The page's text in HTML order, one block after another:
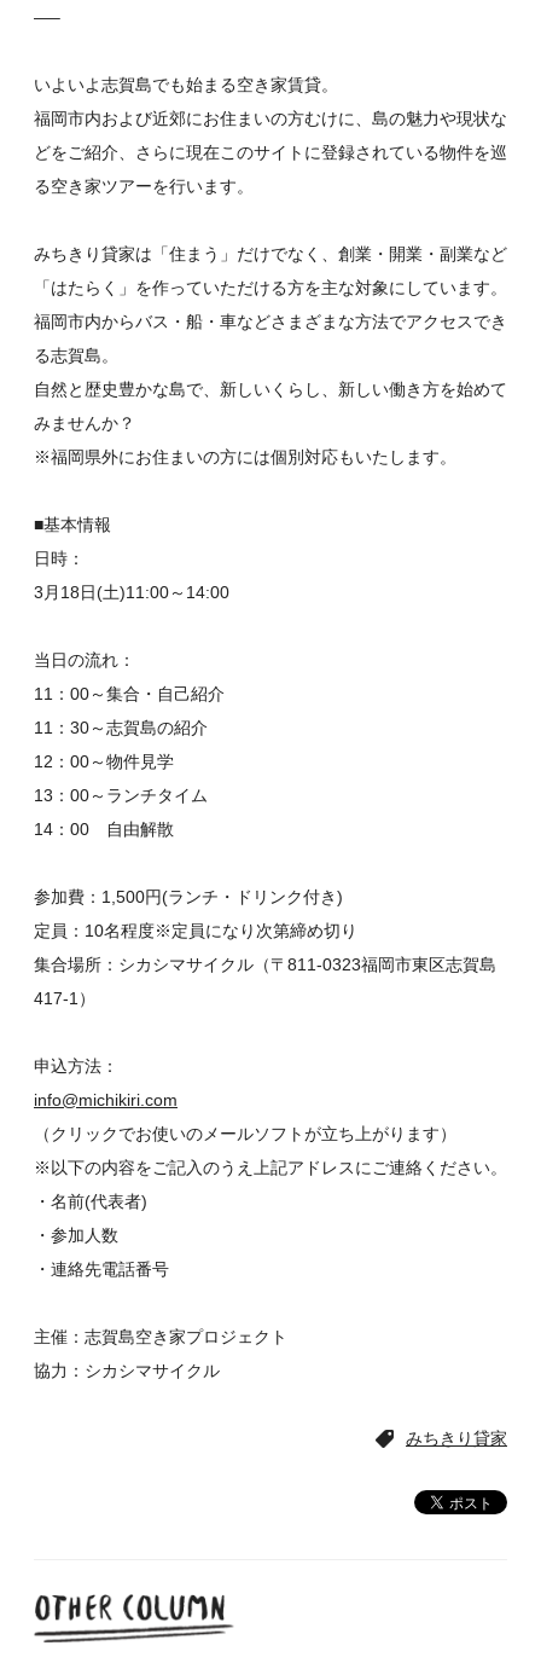
—–
いよいよ志賀島でも始まる空き家賃貸。
福岡市内および近郊にお住まいの方むけに、島の魅力や現状な
どをご紹介、さらに現在このサイトに登録されている物件を巡
る空き家ツアーを行います。
みちきり貸家は「住まう」だけでなく、創業・開業・副業など
「はたらく」を作っていただける方を主な対象にしています。
福岡市内からバス・船・車などさまざまな方法でアクセスでき
る志賀島。
自然と歴史豊かな島で、新しいくらし、新しい働き方を始めて
みませんか？
※福岡県外にお住まいの方には個別対応もいたします。
■基本情報
日時：
3月18日(土)11:00～14:00
当日の流れ：
11：00～集合・自己紹介
11：30～志賀島の紹介
12：00～物件見学
13：00～ランチタイム
14：00 自由解散
参加費：1,500円(ランチ・ドリンク付き)
定員：10名程度※定員になり次第締め切り
集合場所：シカシマサイクル（〒811-0323福岡市東区志賀島
417-1）
申込方法：
info@michikiri.com
（クリックでお使いのメールソフトが立ち上がります）
※以下の内容をご記入のうえ上記アドレスにご連絡ください。
・名前(代表者)
・参加人数
・連絡先電話番号
主催：志賀島空き家プロジェクト
協力：シカシマサイクル
みちきり貸家